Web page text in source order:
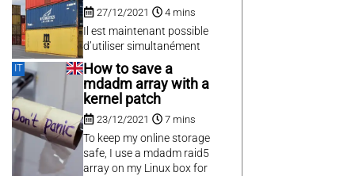
27/12/2021 4 mins
Il est maintenant possible
d’utiliser simultanément
Linux, Docker et VMWare
sous Windows grâce à
WSL2 et à la nouvelle
couche Plateforme
d’ordinateur virtuel de
Windows, et ce même sur
un Windows Home.
IT
How to save a
mdadm array with a
kernel patch
23/12/2021 7 mins
To keep my online storage
safe, I use a mdadm raid5
array on my Linux box for